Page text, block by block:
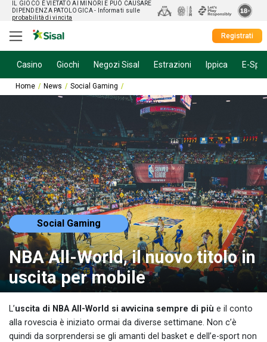
IL GIOCO È VIETATO AI MINORI E PUÒ CAUSARE
DIPENDENZA PATOLOGICA - Informati sulle
probabilità di vincita
Registrati
Casino Giochi Negozi Sisal Estrazioni Ippica E-
Home News Social Gaming
Social Gaming
NBA All-World, il nuovo titolo in
uscita per mobile
L’uscita di NBA All-World si avvicina sempre di più e il conto
alla rovescia è iniziato ormai da diverse settimane. Non c’è
quindi da sorprendersi se gli amanti del basket e dell’e-sport non